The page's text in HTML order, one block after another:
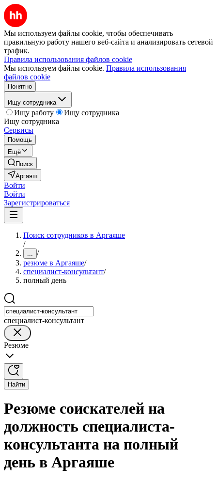
Мы используем файлы cookie, чтобы обеспечивать
правильную работу нашего веб-сайта и анализировать сетевой
трафик.
Правила использования файлов cookie
Мы используем файлы cookie. Правила использования
файлов cookie
Понятно
Ищу сотрудника
Ищу работу
Ищу сотрудника
Ищу сотрудника
Сервисы
Помощь
Ещё
Поиск
Аргаяш
Войти
Войти
Зарегистрироваться
Поиск сотрудников в Аргаяше
/
... /
резюме в Аргаяше/
специалист-консультант/
полный день
специалист-консультант
Резюме
Найти
Резюме соискателей на
должность специалиста-
консультанта на полный
день в Аргаяше